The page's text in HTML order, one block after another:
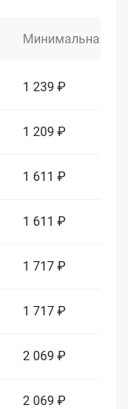
Минимальная
1 239 ₽
1 209 ₽
1 611 ₽
1 611 ₽
1 717 ₽
1 717 ₽
2 069 ₽
2 069 ₽